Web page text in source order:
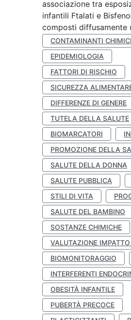
associazione tra
infantili Ftalati e
composti diffusamente
CONTAMINANTI CHIMICI
EPIDEMIOLOGIA
FATTORI DI RISCHIO
SICUREZZA
DIFFERENZE DI GENERE
TUTELA DELLA SALUTE
BIOMARCATORI
PROMOZIONE DELLA
SALUTE DELLA DONNA
SALUTE PUBBLICA
STILI DI VITA
SALUTE DEL BAMBINO
SOSTANZE CHIMICHE
VALUTAZIONE
BIOMONITORAGGIO
INTERFERENTI
OBESITÀ INFANTILE
PUBERTÀ PRECOCE